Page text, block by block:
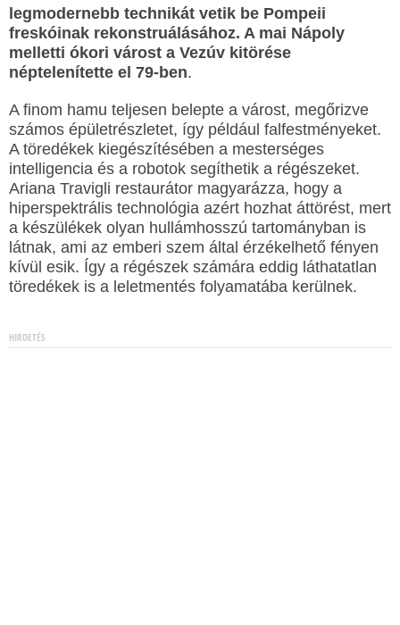
legmodernebb technikát vetik be Pompeii
freskóinak rekonstruálásához. A mai Nápoly
melletti ókori várost a Vezúv kitörése
néptelenítette el 79-ben.
A finom hamu teljesen belepte a várost, megőrizve
számos épületrészletet, így például falfestményeket.
A töredékek kiegészítésében a mesterséges
intelligencia és a robotok segíthetik a régészeket.
Ariana Travigli restaurátor magyarázza, hogy a
hiperspektrális technológia azért hozhat áttörést, mert
a készülékek olyan hullámhosszú tartományban is
látnak, ami az emberi szem által érzékelhető fényen
kívül esik. Így a régészek számára eddig láthatatlan
töredékek is a leletmentés folyamatába kerülnek.
HIRDETÉS